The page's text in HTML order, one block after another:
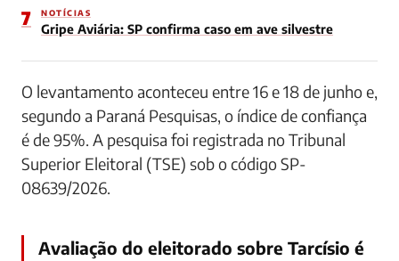
7 NOTÍCIAS
Gripe Aviária: SP confirma caso em ave silvestre
O levantamento aconteceu entre 16 e 18 de junho e,
segundo a Paraná Pesquisas, o índice de confiança
é de 95%. A pesquisa foi registrada no Tribunal
Superior Eleitoral (TSE) sob o código SP-
08639/2026.
Avaliação do eleitorado sobre Tarcísio é